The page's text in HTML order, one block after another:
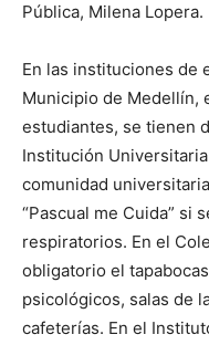
Pública, Milena Lopera.
En las instituciones de
Municipio de Medellín,
estudiantes, se tienen
Institución
comunidad
“Pascual me Cuida” si
respiratorios. En el
obligatorio el
psicológicos, salas de
cafeterías. En el